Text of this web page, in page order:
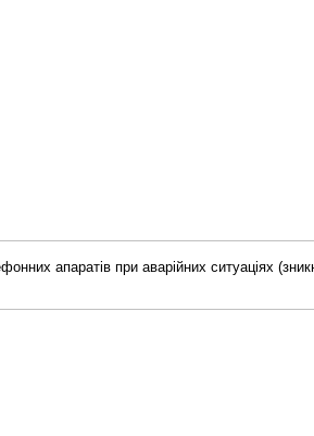
апаратів при аварійних ситуаціях